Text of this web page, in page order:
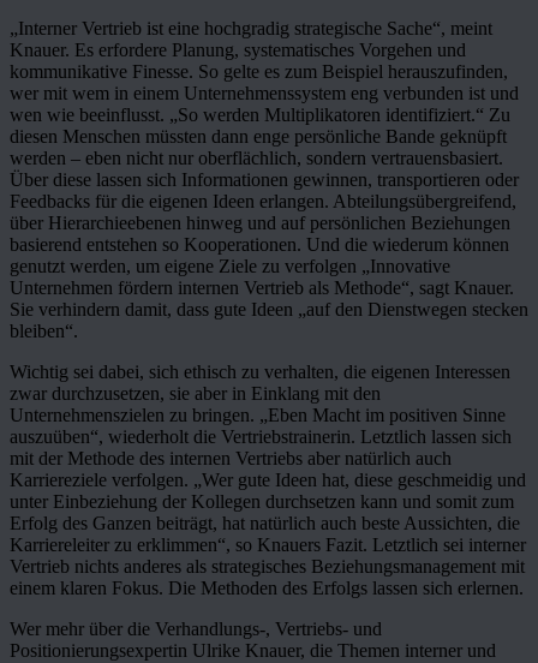
„Interner Vertrieb ist eine hochgradig strategische Sache“, meint
Knauer. Es erfordere Planung, systematisches Vorgehen und
kommunikative Finesse. So gelte es zum Beispiel herauszufinden,
wer mit wem in einem Unternehmenssystem eng verbunden ist und
wen wie beeinflusst. „So werden Multiplikatoren identifiziert.“ Zu
diesen Menschen müssten dann enge persönliche Bande geknüpft
werden – eben nicht nur oberflächlich, sondern vertrauensbasiert.
Über diese lassen sich Informationen gewinnen, transportieren oder
Feedbacks für die eigenen Ideen erlangen. Abteilungsübergreifend,
über Hierarchieebenen hinweg und auf persönlichen Beziehungen
basierend entstehen so Kooperationen. Und die wiederum können
genutzt werden, um eigene Ziele zu verfolgen „Innovative
Unternehmen fördern internen Vertrieb als Methode“, sagt Knauer.
Sie verhindern damit, dass gute Ideen „auf den Dienstwegen stecken
bleiben“.
Wichtig sei dabei, sich ethisch zu verhalten, die eigenen Interessen
zwar durchzusetzen, sie aber in Einklang mit den
Unternehmenszielen zu bringen. „Eben Macht im positiven Sinne
auszuüben“, wiederholt die Vertriebstrainerin. Letztlich lassen sich
mit der Methode des internen Vertriebs aber natürlich auch
Karriereziele verfolgen. „Wer gute Ideen hat, diese geschmeidig und
unter Einbeziehung der Kollegen durchsetzen kann und somit zum
Erfolg des Ganzen beiträgt, hat natürlich auch beste Aussichten, die
Karriereleiter zu erklimmen“, so Knauers Fazit. Letztlich sei interner
Vertrieb nichts anderes als strategisches Beziehungsmanagement mit
einem klaren Fokus. Die Methoden des Erfolgs lassen sich erlernen.
Wer mehr über die Verhandlungs-, Vertriebs- und
Positionierungsexpertin Ulrike Knauer, die Themen interner und